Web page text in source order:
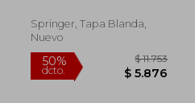
Alex B.
Springer, Tapa Blanda,
Nuevo